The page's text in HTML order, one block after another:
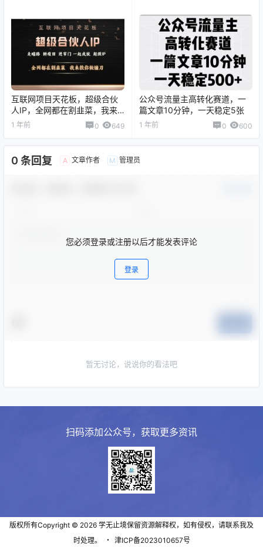
互联网项目天花板，超级合伙
人IP，全网都在割韭菜，我来
教你做镰刀【仅揭秘】
1 年前 0 649
公众号流量主高转化赛道，一
篇文章10分钟，一天稳定5张
1 年前 0 600
0 条回复 A 文章作者 M 管理员
您必须登录或注册以后才能发表评论
登录
暂无讨论，说说你的看法吧
扫码添加公众号，获取更多资讯
版权所有Copyright © 2026 学无止境保留资源解释权，如有侵权，请联系我及
时处理。
・ 津ICP备2023010657号